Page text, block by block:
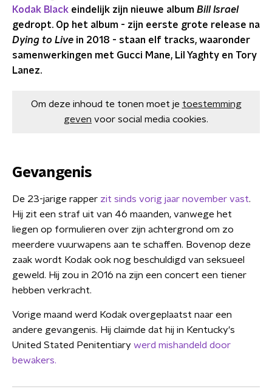
Kodak Black eindelijk zijn nieuwe album Bill Israel
gedropt. Op het album - zijn eerste grote release na
Dying to Live in 2018 - staan elf tracks, waaronder
samenwerkingen met Gucci Mane, Lil Yaghty en Tory
Lanez.
Om deze inhoud te tonen moet je toestemming
geven voor social media cookies.
Gevangenis
De 23-jarige rapper zit sinds vorig jaar november vast.
Hij zit een straf uit van 46 maanden, vanwege het
liegen op formulieren over zijn achtergrond om zo
meerdere vuurwapens aan te schaffen. Bovenop deze
zaak wordt Kodak ook nog beschuldigd van seksueel
geweld. Hij zou in 2016 na zijn een concert een tiener
hebben verkracht.
Vorige maand werd Kodak overgeplaatst naar een
andere gevangenis. Hij claimde dat hij in Kentucky's
United Stated Penitentiary werd mishandeld door
bewakers.